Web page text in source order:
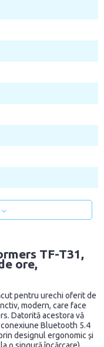
TF-T31,
ore,
pentru urechi oferit de
modern, care face
Datorită acestora vă
Bluetooth 5.4
designul ergonomic și